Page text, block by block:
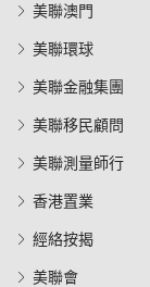
美聯澳門
美聯環球
美聯金融集團
美聯移民顧問
美聯測量師行
香港置業
經絡按揭
美聯會